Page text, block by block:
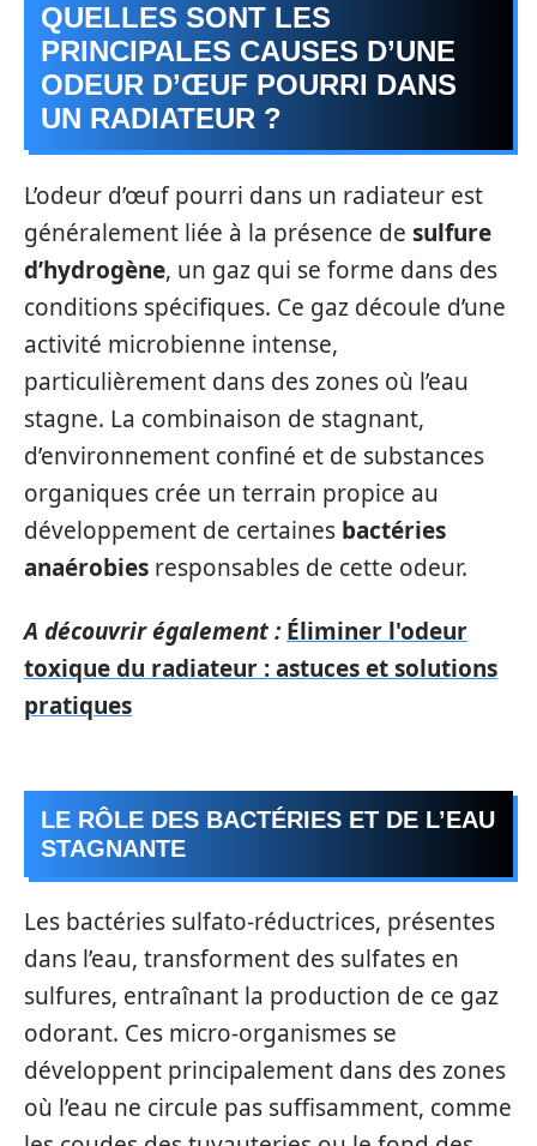
QUELLES SONT LES
PRINCIPALES CAUSES D’UNE
ODEUR D’ŒUF POURRI DANS
UN RADIATEUR ?
L’odeur d’œuf pourri dans un radiateur est
généralement liée à la présence de sulfure
d’hydrogène, un gaz qui se forme dans des
conditions spécifiques. Ce gaz découle d’une
activité microbienne intense,
particulièrement dans des zones où l’eau
stagne. La combinaison de stagnant,
d’environnement confiné et de substances
organiques crée un terrain propice au
développement de certaines bactéries
anaérobies responsables de cette odeur.
A découvrir également : Éliminer l'odeur
toxique du radiateur : astuces et solutions
pratiques
LE RÔLE DES BACTÉRIES ET DE L’EAU
STAGNANTE
Les bactéries sulfato-réductrices, présentes
dans l’eau, transforment des sulfates en
sulfures, entraînant la production de ce gaz
odorant. Ces micro-organismes se
développent principalement dans des zones
où l’eau ne circule pas suffisamment, comme